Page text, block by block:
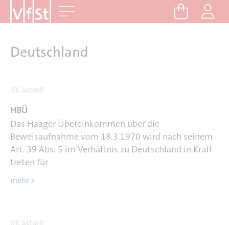
Deutschland
IEK Aktuell
HBÜ
Das Haager Übereinkommen über die
Beweisaufnahme vom 18.3.1970 wird nach seinem
Art. 39 Abs. 5 im Verhältnis zu Deutschland in Kraft
treten für
mehr >